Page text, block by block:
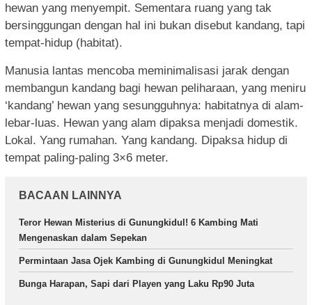
hewan yang menyempit. Sementara ruang yang tak
bersinggungan dengan hal ini bukan disebut kandang, tapi
tempat-hidup (habitat).
Manusia lantas mencoba meminimalisasi jarak dengan
membangun kandang bagi hewan peliharaan, yang meniru
‘kandang’ hewan yang sesungguhnya: habitatnya di alam-
lebar-luas. Hewan yang alam dipaksa menjadi domestik.
Lokal. Yang rumahan. Yang kandang. Dipaksa hidup di
tempat paling-paling 3×6 meter.
BACAAN LAINNYA
Teror Hewan Misterius di Gunungkidul! 6 Kambing Mati
Mengenaskan dalam Sepekan
Permintaan Jasa Ojek Kambing di Gunungkidul Meningkat
Bunga Harapan, Sapi dari Playen yang Laku Rp90 Juta